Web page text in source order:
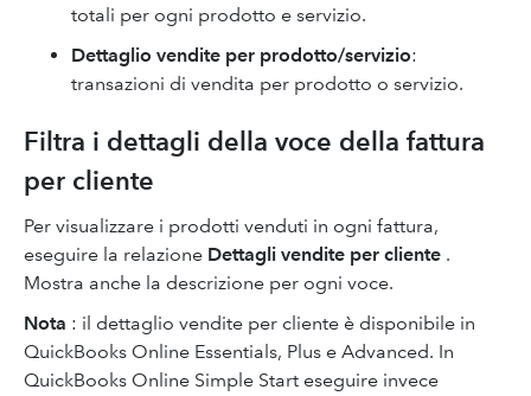
totali per ogni prodotto e servizio.
Dettaglio vendite per prodotto/servizio:
transazioni di vendita per prodotto o servizio.
Filtra i dettagli della voce della fattura
per cliente
Per visualizzare i prodotti venduti in ogni fattura,
eseguire la relazione Dettagli vendite per cliente .
Mostra anche la descrizione per ogni voce.
Nota : il dettaglio vendite per cliente è disponibile in
QuickBooks Online Essentials, Plus e Advanced. In
QuickBooks Online Simple Start eseguire invece